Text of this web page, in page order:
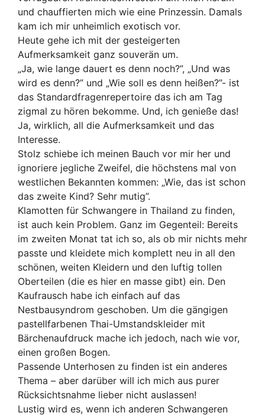
und chauffierten mich wie eine Prinzessin. Damals
kam ich mir unheimlich exotisch vor.
Heute gehe ich mit der gesteigerten
Aufmerksamkeit ganz souverän um.
„Ja, wie lange dauert es denn noch?”, „Und was
wird es denn?” und „Wie soll es denn heißen?”- ist
das Standardfragenrepertoire das ich am Tag
zigmal zu hören bekomme. Und, ich genieße das!
Ja, wirklich, all die Aufmerksamkeit und das
Interesse.
Stolz schiebe ich meinen Bauch vor mir her und
ignoriere jegliche Zweifel, die höchstens mal von
westlichen Bekannten kommen: „Wie, das ist schon
das zweite Kind? Sehr mutig”.
Klamotten für Schwangere in Thailand zu finden,
ist auch kein Problem. Ganz im Gegenteil: Bereits
im zweiten Monat tat ich so, als ob mir nichts mehr
passte und kleidete mich komplett neu in all den
schönen, weiten Kleidern und den luftig tollen
Oberteilen (die es hier en masse gibt) ein. Den
Kaufrausch habe ich einfach auf das
Nestbausyndrom geschoben. Um die gängigen
pastellfarbenen Thai-Umstandskleider mit
Bärchenaufdruck mache ich jedoch, nach wie vor,
einen großen Bogen.
Passende Unterhosen zu finden ist ein anderes
Thema – aber darüber will ich mich aus purer
Rücksichtsnahme lieber nicht auslassen!
Lustig wird es, wenn ich anderen Schwangeren